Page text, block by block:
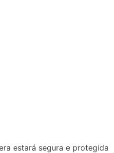
estará segura e protegida